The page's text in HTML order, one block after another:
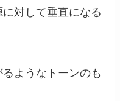
対して垂直になる
ようなトーンのも